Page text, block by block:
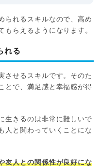
られるスキルなので、高め
もらえるようになります。
れる
させるスキルです。そのた
とで、満足感と幸福感が得
生きるのは非常に難しいで
人と関わっていくことにな
友人との関係性が良好にな